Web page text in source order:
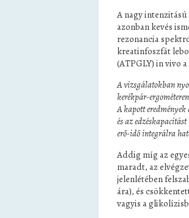
A nagy
azonban kevés
rezonancia
kreatinfoszfát
(ATPGLY) in vivo
A vizsgálatokban
kerékpár-
A kapott
és az
erő-idő integrálra
Addig míg az
maradt, az
jelenlétében
ára), és
vagyis a